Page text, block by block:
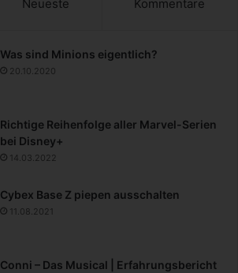
Neueste Kommentare
Was sind Minions eigentlich?
20.10.2020
Richtige Reihenfolge aller Marvel-Serien
bei Disney+
14.03.2022
Cybex Base Z piepen ausschalten
11.08.2021
Conni – Das Musical | Erfahrungsbericht